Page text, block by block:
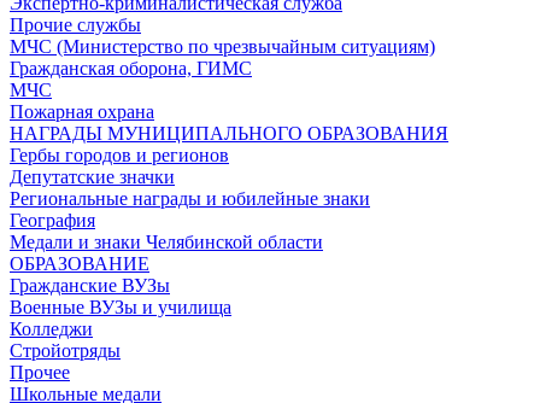
Прочие службы
МЧС (Министерство по чрезвычайным ситуациям)
Гражданская оборона, ГИМС
МЧС
Пожарная охрана
НАГРАДЫ МУНИЦИПАЛЬНОГО ОБРАЗОВАНИЯ
Гербы городов и регионов
Депутатские значки
Региональные награды и юбилейные знаки
География
Медали и знаки Челябинской области
ОБРАЗОВАНИЕ
Гражданские ВУЗы
Военные ВУЗы и училища
Колледжи
Стройотряды
Прочее
Школьные медали